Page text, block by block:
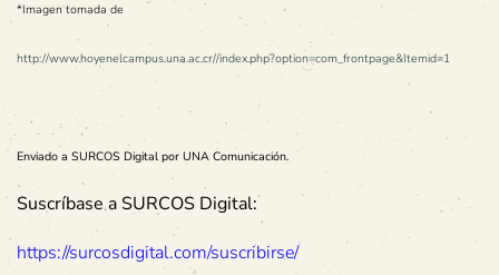
*Imagen tomada de
http://www.hoyenelcampus.una.ac.cr//index.php?option=com_frontpage&Itemid=1
Enviado a SURCOS Digital por UNA Comunicación.
Suscríbase a SURCOS Digital:
https://surcosdigital.com/suscribirse/